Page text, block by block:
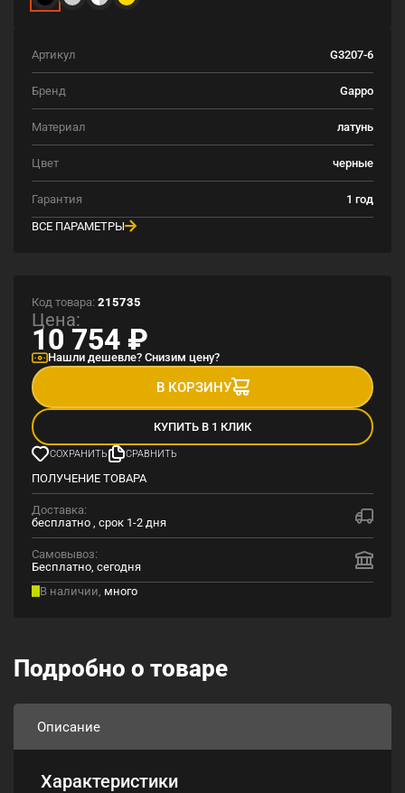
Артикул G3207-6
Бренд Gappo
Материал латунь
Цвет черные
Гарантия
1 год
ВСЕ ПАРАМЕТРЫ
Код товара: 215735
Цена:
10 754 ₽
Нашли дешевле? Снизим цену?
В КОРЗИНУ
КУПИТЬ В 1 КЛИК
СОХРАНИТЬ СРАВНИТЬ
ПОЛУЧЕНИЕ ТОВАРА
Доставка:
бесплатно , срок 1-2 дня
Самовывоз:
Бесплатно, сегодня
В наличии, много
Подробно о товаре
Описание
Характеристики